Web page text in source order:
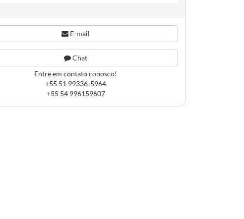
E-mail
Chat
Entre em contato conosco!
+55 51 99336-5964
+55 54 996159607